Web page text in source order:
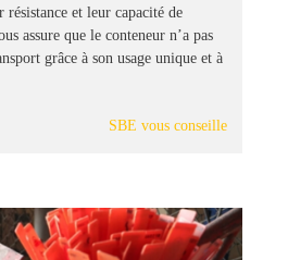
et leur capacité de
assure que le conteneur n’a pas
grâce à son usage unique et à
SBE vous conseille